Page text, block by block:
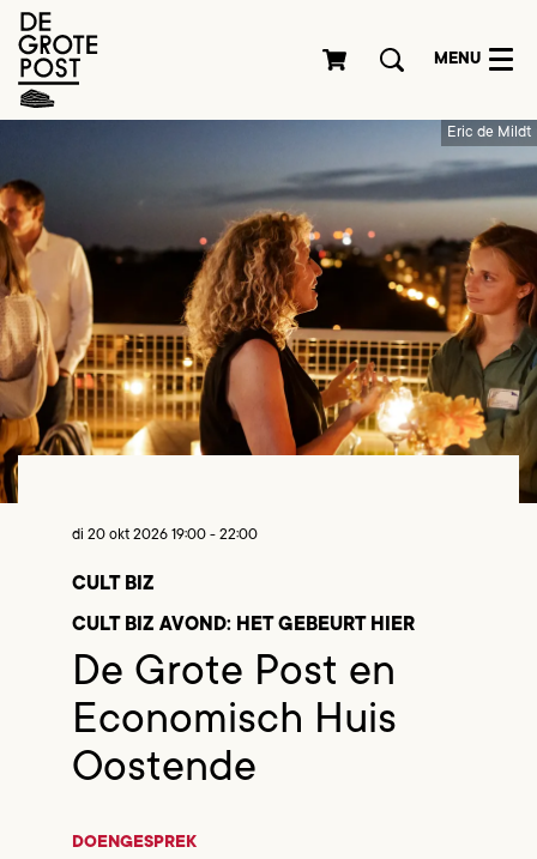
MENU
Eric de Mildt
CULT BIZ AVOND: HET GEBEURT HIER
De Grote Post en
Economisch Huis
Oostende
CULT BIZ
di 20 okt 2026 19:00 - 22:00
DOENGESPREK